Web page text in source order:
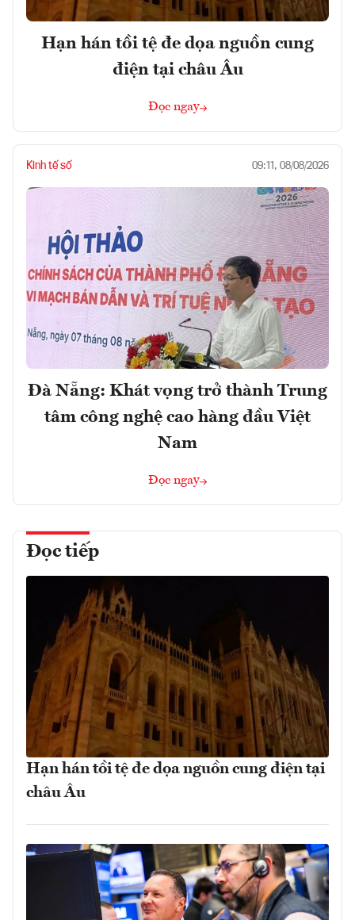
Hạn hán tồi tệ đe dọa nguồn cung
điện tại châu Âu
Đọc ngay
Kinh tế số 09:11, 08/08/2026
Đà Nẵng: Khát vọng trở thành Trung
tâm công nghệ cao hàng đầu Việt
Nam
Đọc ngay
Đọc tiếp
Hạn hán tồi tệ đe dọa nguồn cung điện tại
châu Âu